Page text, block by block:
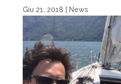
Giu 21, 2018 News